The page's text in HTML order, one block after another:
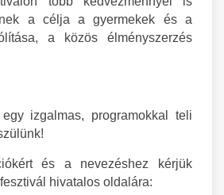
a célja a gyermekek és a
a közös élményszerzés
izgalmas, programokkal teli
és a nevezéshez kérjük
hivatalos oldalára: